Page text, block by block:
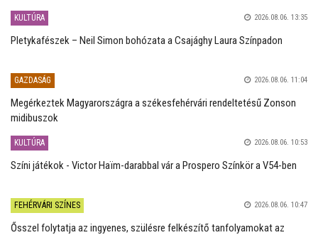
KULTÚRA 2026.08.06. 13:35
Pletykafészek – Neil Simon bohózata a Csajághy Laura Színpadon
GAZDASÁG 2026.08.06. 11:04
Megérkeztek Magyarországra a székesfehérvári rendeltetésű Zonson
midibuszok
KULTÚRA 2026.08.06. 10:53
Színi játékok - Victor Haïm-darabbal vár a Prospero Színkör a V54-ben
FEHÉRVÁRI SZÍNES 2026.08.06. 10:47
Ősszel folytatja az ingyenes, szülésre felkészítő tanfolyamokat az